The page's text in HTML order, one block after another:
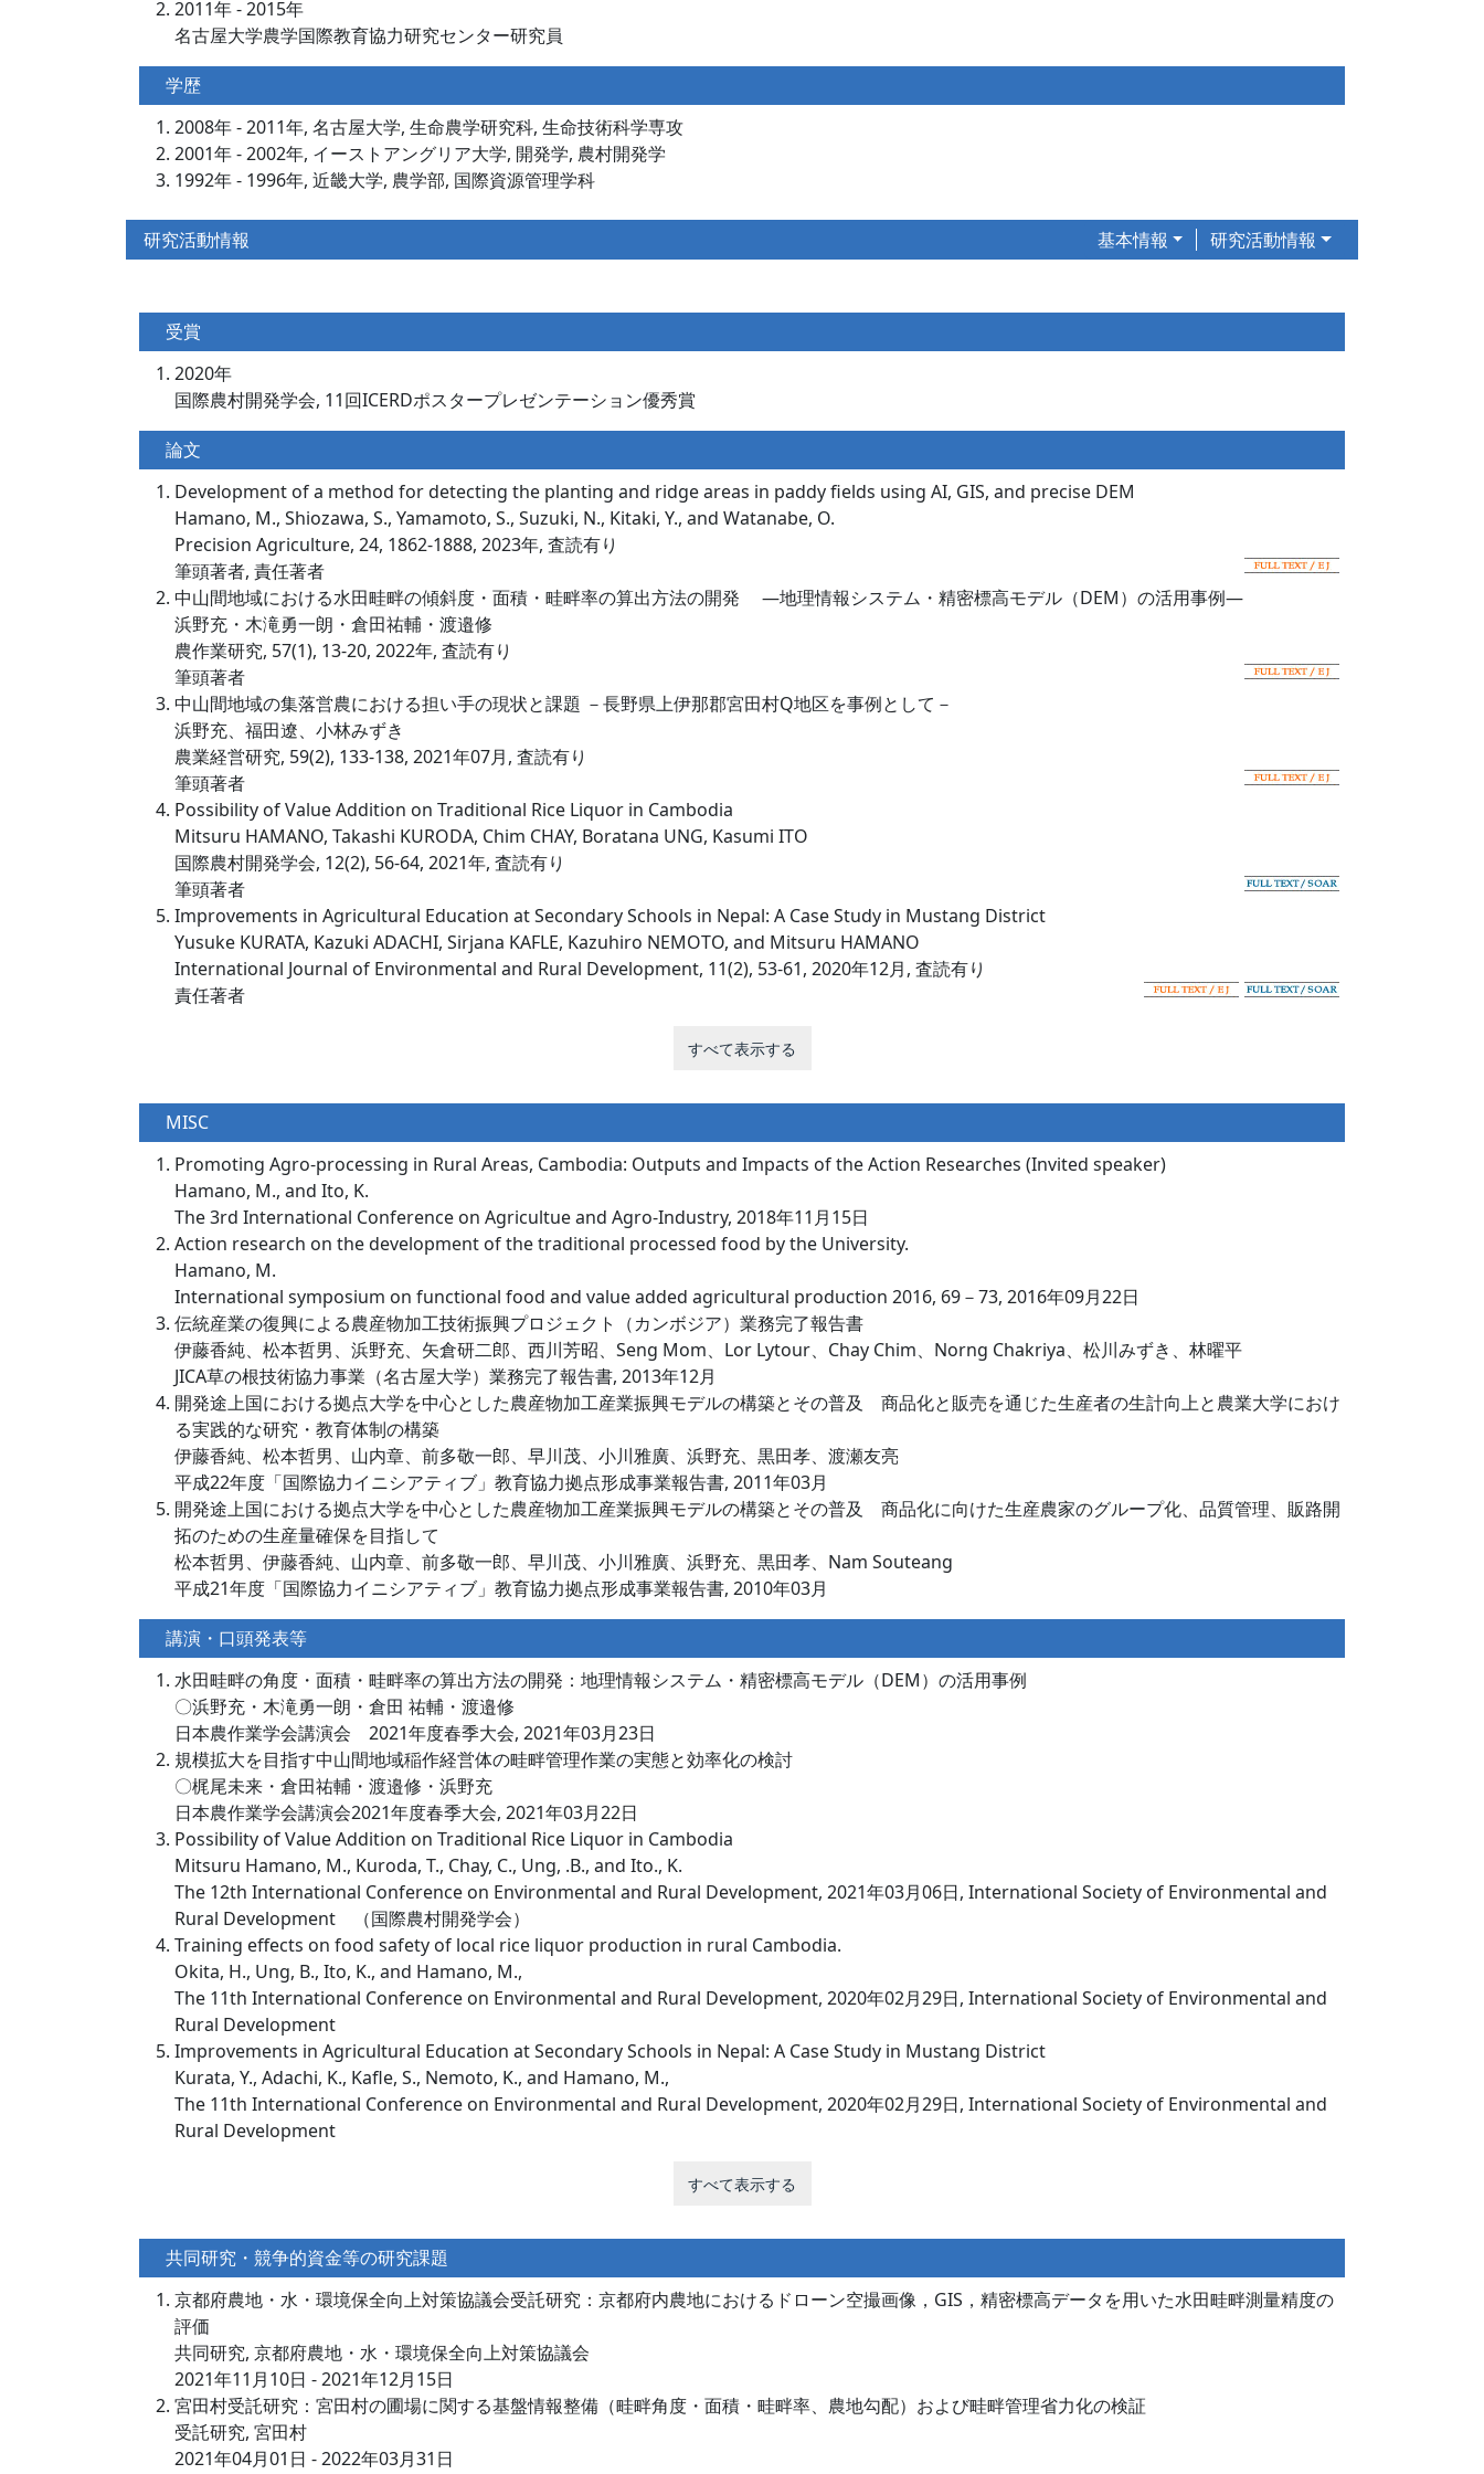
2011年 - 2015年
名古屋大学農学国際教育協力研究センター研究員
学歴
2008年 - 2011年, 名古屋大学, 生命農学研究科, 生命技術科学専攻
2001年 - 2002年, イーストアングリア大学, 開発学, 農村開発学
1992年 - 1996年, 近畿大学, 農学部, 国際資源管理学科
研究活動情報 基本情報 研究活動情報
受賞
2020年
国際農村開発学会, 11回ICERDポスタープレゼンテーション優秀賞
論文
Development of a method for detecting the planting and ridge areas in paddy fields using AI, GIS, and precise DEM
Hamano, M., Shiozawa, S., Yamamoto, S., Suzuki, N., Kitaki, Y., and Watanabe, O.
Precision Agriculture, 24, 1862-1888, 2023年, 査読有り
筆頭著者, 責任著者
中山間地域における水田畦畔の傾斜度・面積・畦畔率の算出方法の開発 ―地理情報システム・精密標高モデル（DEM）の活用事例―
浜野充・木滝勇一朗・倉田祐輔・渡邉修
農作業研究, 57(1), 13-20, 2022年, 査読有り
筆頭著者
中山間地域の集落営農における担い手の現状と課題 －長野県上伊那郡宮田村Q地区を事例として－
浜野充、福田遼、小林みずき
農業経営研究, 59(2), 133-138, 2021年07月, 査読有り
筆頭著者
Possibility of Value Addition on Traditional Rice Liquor in Cambodia
Mitsuru HAMANO, Takashi KURODA, Chim CHAY, Boratana UNG, Kasumi ITO
国際農村開発学会, 12(2), 56-64, 2021年, 査読有り
筆頭著者
Improvements in Agricultural Education at Secondary Schools in Nepal: A Case Study in Mustang District
Yusuke KURATA, Kazuki ADACHI, Sirjana KAFLE, Kazuhiro NEMOTO, and Mitsuru HAMANO
International Journal of Environmental and Rural Development, 11(2), 53-61, 2020年12月, 査読有り
責任著者
すべて表示する
MISC
Promoting Agro-processing in Rural Areas, Cambodia: Outputs and Impacts of the Action Researches (Invited speaker)
Hamano, M., and Ito, K.
The 3rd International Conference on Agricultue and Agro-Industry, 2018年11月15日
Action research on the development of the traditional processed food by the University.
Hamano, M.
International symposium on functional food and value added agricultural production 2016, 69－73, 2016年09月22日
伝統産業の復興による農産物加工技術振興プロジェクト（カンボジア）業務完了報告書
伊藤香純、松本哲男、浜野充、矢倉研二郎、西川芳昭、Seng Mom、Lor Lytour、Chay Chim、Norng Chakriya、松川みずき、林曜平
JICA草の根技術協力事業（名古屋大学）業務完了報告書, 2013年12月
開発途上国における拠点大学を中心とした農産物加工産業振興モデルの構築とその普及 商品化と販売を通じた生産者の生計向上と農業大学におけ
る実践的な研究・教育体制の構築
伊藤香純、松本哲男、山内章、前多敬一郎、早川茂、小川雅廣、浜野充、黒田孝、渡瀬友亮
平成22年度「国際協力イニシアティブ」教育協力拠点形成事業報告書, 2011年03月
開発途上国における拠点大学を中心とした農産物加工産業振興モデルの構築とその普及 商品化に向けた生産農家のグループ化、品質管理、販路開
拓のための生産量確保を目指して
松本哲男、伊藤香純、山内章、前多敬一郎、早川茂、小川雅廣、浜野充、黒田孝、Nam Souteang
平成21年度「国際協力イニシアティブ」教育協力拠点形成事業報告書, 2010年03月
講演・口頭発表等
水田畦畔の角度・面積・畦畔率の算出方法の開発：地理情報システム・精密標高モデル（DEM）の活用事例
〇浜野充・木滝勇一朗・倉田 祐輔・渡邉修
日本農作業学会講演会 2021年度春季大会, 2021年03月23日
規模拡大を目指す中山間地域稲作経営体の畦畔管理作業の実態と効率化の検討
〇梶尾未来・倉田祐輔・渡邉修・浜野充
日本農作業学会講演会2021年度春季大会, 2021年03月22日
Possibility of Value Addition on Traditional Rice Liquor in Cambodia
Mitsuru Hamano, M., Kuroda, T., Chay, C., Ung, .B., and Ito., K.
The 12th International Conference on Environmental and Rural Development, 2021年03月06日, International Society of Environmental and
Rural Development （国際農村開発学会）
Training effects on food safety of local rice liquor production in rural Cambodia.
Okita, H., Ung, B., Ito, K., and Hamano, M.,
The 11th International Conference on Environmental and Rural Development, 2020年02月29日, International Society of Environmental and
Rural Development
Improvements in Agricultural Education at Secondary Schools in Nepal: A Case Study in Mustang District
Kurata, Y., Adachi, K., Kafle, S., Nemoto, K., and Hamano, M.,
The 11th International Conference on Environmental and Rural Development, 2020年02月29日, International Society of Environmental and
Rural Development
すべて表示する
共同研究・競争的資金等の研究課題
京都府農地・水・環境保全向上対策協議会受託研究：京都府内農地におけるドローン空撮画像，GIS，精密標高データを用いた水田畦畔測量精度の
評価
共同研究, 京都府農地・水・環境保全向上対策協議会
2021年11月10日 - 2021年12月15日
宮田村受託研究：宮田村の圃場に関する基盤情報整備（畦畔角度・面積・畦畔率、農地勾配）および畦畔管理省力化の検証
受託研究, 宮田村
2021年04月01日 - 2022年03月31日